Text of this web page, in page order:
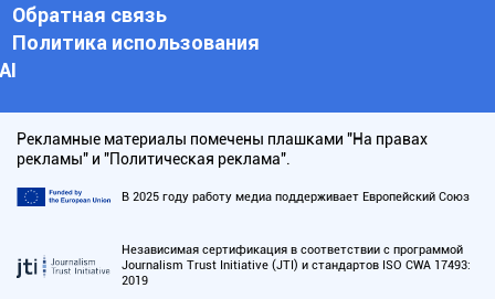
Обратная связь
Политика использования
АI
Рекламные материалы помечены плашками "На правах
рекламы" и "Политическая реклама".
В 2025 году работу медиа поддерживает Европейский Союз
Независимая сертификация в соответствии с программой
Journalism Trust Initiative (JTI) и стандартов ISO CWA 17493:
2019